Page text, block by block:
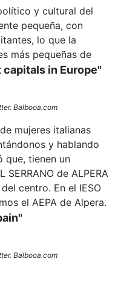
y cultural del
pequeña, con
lo que la
más pequeñas de
in Europe"
Balbooa.com
mujeres italianas
y hablando
que, tienen un
SERRANO de ALPERA
centro. En el IESO
el AEPA de Alpera.
Balbooa.com